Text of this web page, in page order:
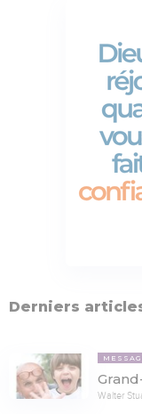
Derniers
Walter